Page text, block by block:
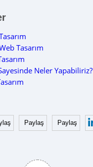
Tasarım
Neler Yapabiliriz?
Paylaş Paylaş